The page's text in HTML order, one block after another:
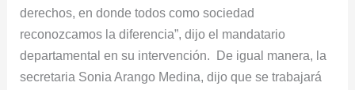
derechos, en donde todos como sociedad
reconozcamos la diferencia”, dijo el mandatario
departamental en su intervención. De igual manera, la
secretaria Sonia Arango Medina, dijo que se trabajará